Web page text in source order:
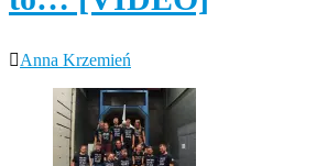
Anna Krzemień